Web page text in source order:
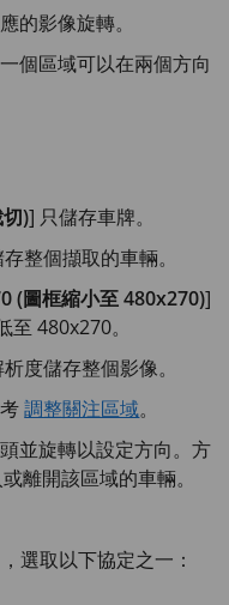
的影像旋轉。
個區域可以在兩個方向
)] 只儲存車牌。
整個擷取的車輛。
(圖框縮小至 480x270)]
480x270。
度儲存整個影像。
考調整關注區域。
並旋轉以設定方向。方
離開該區域的車輛。
選取以下協定之一：